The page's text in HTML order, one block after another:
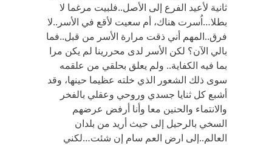
ثانية لأعيد الفرع إلى الأصل..فلبيت مرغما لا
بطلا…اُسرت هناك، أم سعيت لأقع في الأسر..لا
فرق..المهم أني ذقت مرارة الأسر من قبل..فما
بالي الآن؟ لكن الأسر لدى محررينا لم يكن مرا
بما فيه الكفاية.. ولم يعلق بحلقي من علقمه
سوى ذلك الشعور الذي خلته عظيما حينها، وقد
أشبع كل ثنايا جسدي وروحي وعقلي بالفخر
والانتماء والحنين معا وأنا أرفض عرضهم
السخي بالرحيل إلى حيث أريد من بلدان
العالم..إلى ارض العم سام إن شئت…لكني